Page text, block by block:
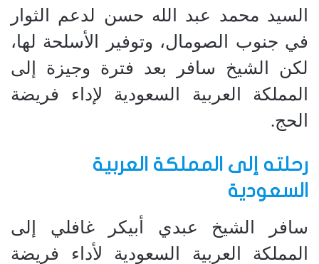
السيد محمد عبد الله حسن لدعم الثوار
في جنوب الصومال، وتوفير الأسلحة لها،
لكن الشيخ سافر بعد فترة وجيزة إلى
المملكة العربية السعودية لإداء فريضة
الحج.
رحلته إلى المملكة العربية
السعودية
سافر الشيخ عبدي أبيكر غافلي إلى
المملكة العربية السعودية لأداء فريضة